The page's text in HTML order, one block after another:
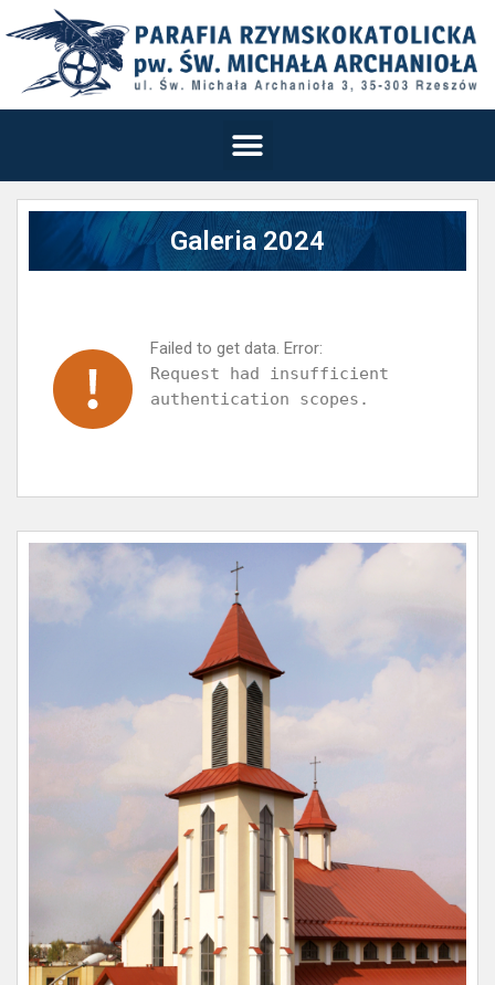
Galeria 2024
Failed to get data. Error:
Request had insufficient
authentication scopes.